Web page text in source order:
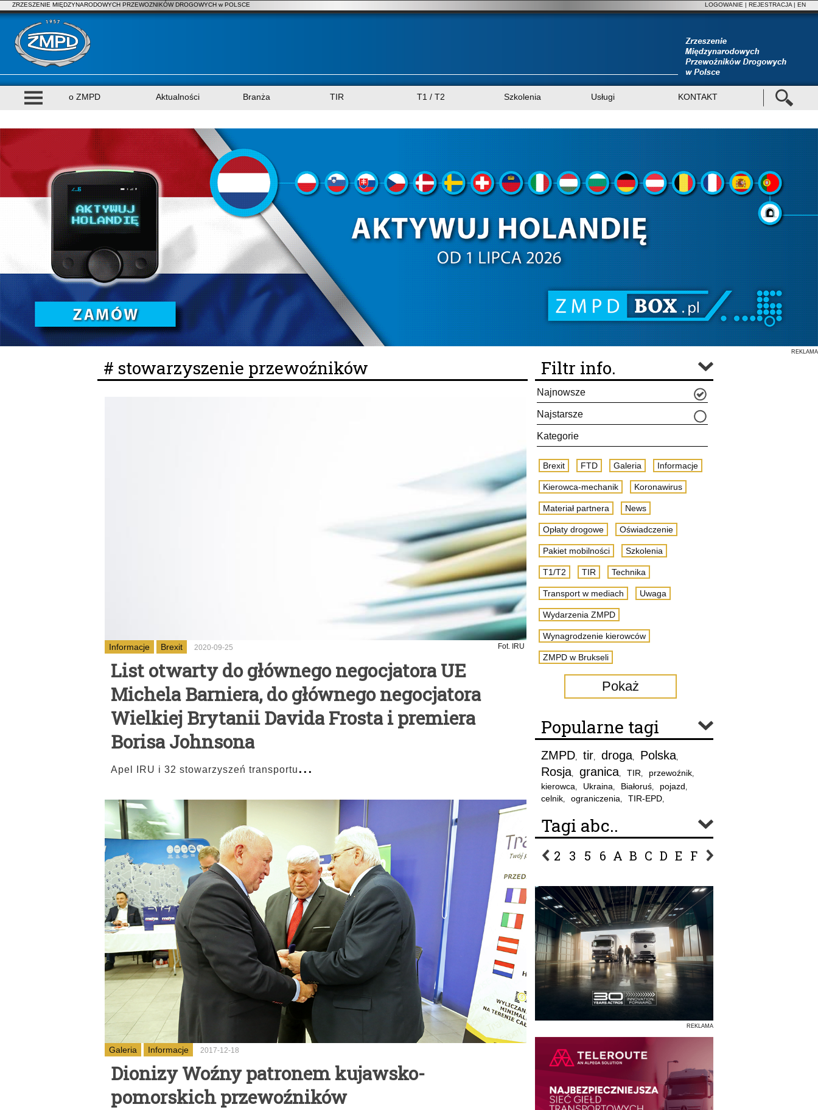
ZRZESZENIE MIĘDZYNARODOWYCH PRZEWOZNIKÓW DROGOWYCH w POLSCE LOGOWANIE | REJESTRACJA | EN
o ZMPD Aktualności Branża TIR T1 / T2 Szkolenia Usługi KONTAKT
REKLAMA
# stowarzyszenie przewoźników
Informacje Brexit 2020-09-25 Fot. IRU
List otwarty do głównego negocjatora UE
Michela Barniera, do głównego negocjatora
Wielkiej Brytanii Davida Frosta i premiera
Borisa Johnsona
Apel IRU i 32 stowarzyszeń transportu ...
Galeria Informacje 2017-12-18
Dionizy Woźny patronem kujawsko-
pomorskich przewoźników
Filtr info.
Najnowsze
Najstarsze
Kategorie
Brexit FTD Galeria Informacje
Kierowca-mechanik Koronawirus
Materiał partnera News
Opłaty drogowe Oświadczenie
Pakiet mobilności Szkolenia
T1/T2 TIR Technika
Transport w mediach Uwaga
Wydarzenia ZMPD
Wynagrodzenie kierowców
ZMPD w Brukseli
Pokaż
Popularne tagi
ZMPD, tir, droga, Polska,
Rosja, granica, TIR, przewoźnik,
kierowca, Ukraina, Białoruś, pojazd,
celnik, ograniczenia, TIR-EPD,
Tagi abc..
2 3 5 6 A B C D E F G
REKLAMA